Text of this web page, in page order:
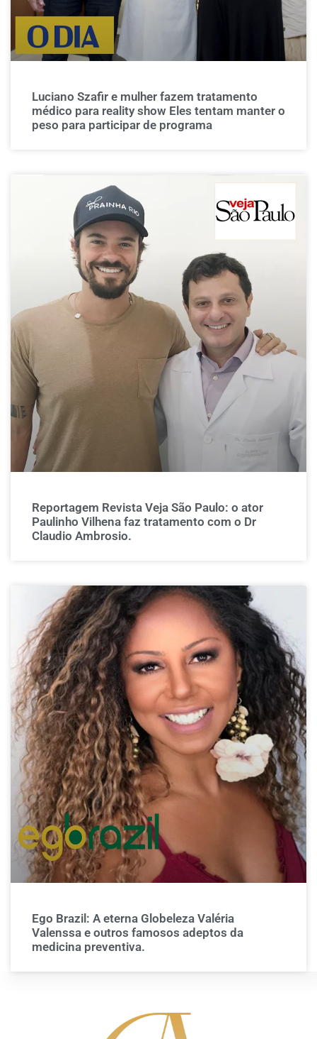
Luciano Szafir e mulher fazem tratamento
médico para reality show Eles tentam manter o
peso para participar de programa
Reportagem Revista Veja São Paulo: o ator
Paulinho Vilhena faz tratamento com o Dr
Claudio Ambrosio.
Ego Brazil: A eterna Globeleza Valéria
Valenssa e outros famosos adeptos da
medicina preventiva.